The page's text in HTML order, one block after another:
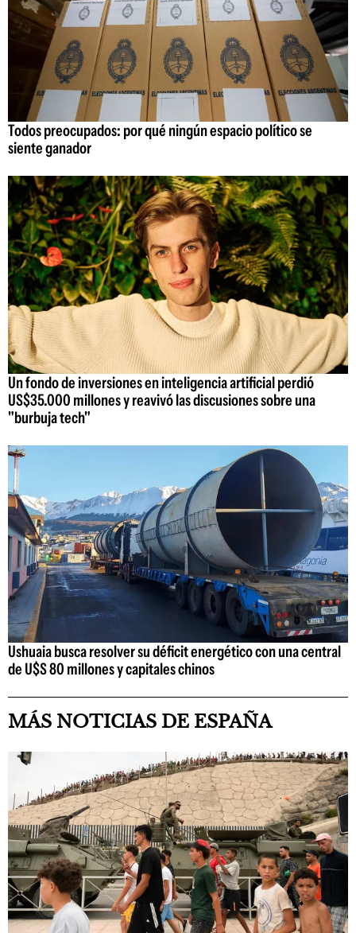
Todos preocupados: por qué ningún espacio político se
siente ganador
Un fondo de inversiones en inteligencia artificial perdió
US$35.000 millones y reavivó las discusiones sobre una
"burbuja tech"
Ushuaia busca resolver su déficit energético con una central
de U$S 80 millones y capitales chinos
MÁS NOTICIAS DE ESPAÑA